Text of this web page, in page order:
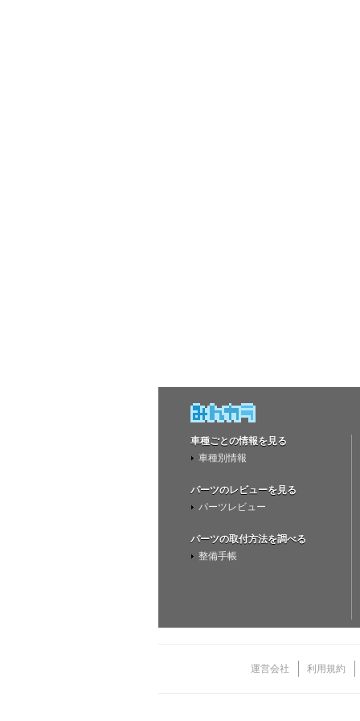
車種ごとの情報を見る
車種別情報
パーツのレビューを見る
パーツレビュー
パーツの取付方法を調べる
整備手帳
運営会社 利用規約